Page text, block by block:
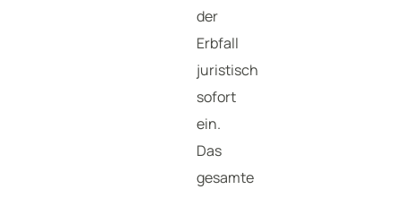
der
Erbfall
juristisch
sofort
ein.
Das
gesamte